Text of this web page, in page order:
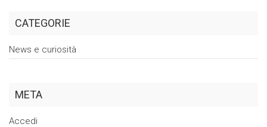
CATEGORIE
News e curiosità
META
Accedi